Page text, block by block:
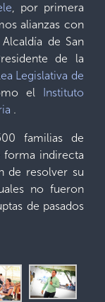
, por primera
alianzas con
de San
de la
Legislativa de
el Instituto
.
familias de
forma indirecta
de resolver su
no fueron
de pasados